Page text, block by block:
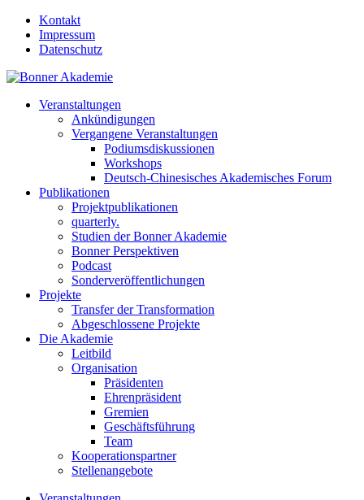
Kontakt
Impressum
Datenschutz
Veranstaltungen
Ankündigungen
Vergangene Veranstaltungen
Podiumsdiskussionen
Workshops
Deutsch-Chinesisches Akademisches Forum
Publikationen
Projektpublikationen
quarterly.
Studien der Bonner Akademie
Bonner Perspektiven
Podcast
Sonderveröffentlichungen
Projekte
Transfer der Transformation
Abgeschlossene Projekte
Die Akademie
Leitbild
Organisation
Präsidenten
Ehrenpräsident
Gremien
Geschäftsführung
Team
Kooperationspartner
Stellenangebote